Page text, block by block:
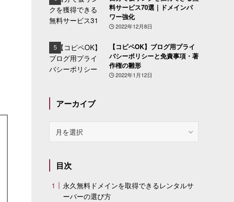
料サービス70選｜ドメインパ
ワー強化
2022年12月8日
【コピペOK】ブログ用プライ
バシーポリシーと免責事項・著
作権の雛形
2022年1月12日
アーカイブ
イ
ブ
目次
永久無料ドメインを取得できるレンタルサ
ーバーの選び方